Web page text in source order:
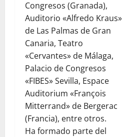
Congresos (Granada),
Auditorio «Alfredo Kraus»
de Las Palmas de Gran
Canaria, Teatro
«Cervantes» de Málaga,
Palacio de Congresos
«FIBES» Sevilla, Espace
Auditorium «François
Mitterrand» de Bergerac
(Francia), entre otros.
Ha formado parte del